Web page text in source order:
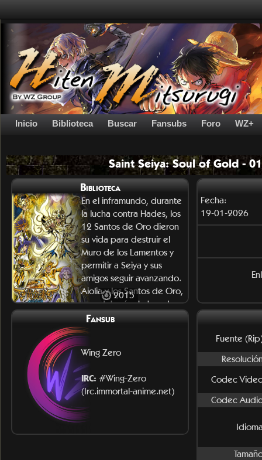
Inicio Biblioteca Buscar Fansubs Foro WZ+
Saint Seiya: Soul of Gold -
Biblioteca
2015
En el inframundo, durante
la lucha contra Hades, los
12 Santos de Oro dieron
su vida para destruir el
Muro de los Lamentos y
permitir a Seiya y sus
amigos seguir avanzando.
Aiolia y los Santos de Oro,
que deberían haber des
Fansub
Wing Zero
IRC: #Wing-Zero
(Irc.immortal-anime.net)
Fecha:
19-01-2026
Fuente
Codec
Codec